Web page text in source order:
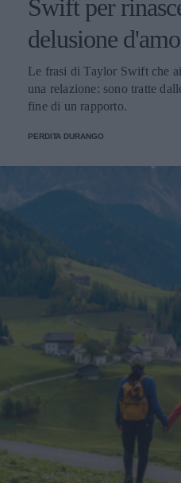
Swift per
delusione
Le frasi di Taylor Swift che
una relazione: sono tratte
fine di un rapporto.
PERDITA DURANGO